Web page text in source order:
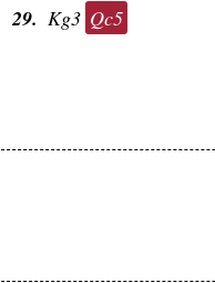
29. Kg3 Qc5